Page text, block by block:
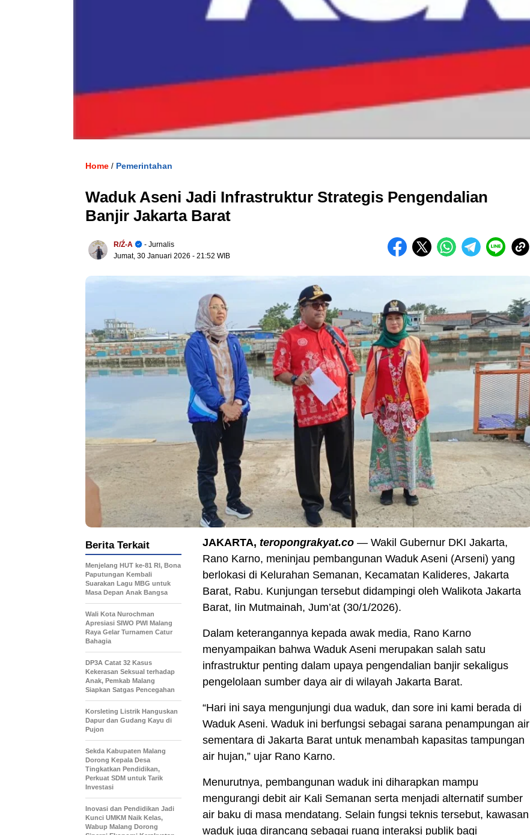
Home / Pemerintahan
Waduk Aseni Jadi Infrastruktur Strategis Pengendalian
Banjir Jakarta Barat
R/ź-A
- Jurnalis
Jumat, 30 Januari 2026 - 21:52 WIB
JAKARTA, teropongrakyat.co — Wakil Gubernur DKI Jakarta,
Rano Karno, meninjau pembangunan Waduk Aseni (Arseni) yang
berlokasi di Kelurahan Semanan, Kecamatan Kalideres, Jakarta
Barat, Rabu. Kunjungan tersebut didampingi oleh Walikota Jakarta
Barat, Iin Mutmainah, Jum’at (30/1/2026).
Dalam keterangannya kepada awak media, Rano Karno
menyampaikan bahwa Waduk Aseni merupakan salah satu
infrastruktur penting dalam upaya pengendalian banjir sekaligus
pengelolaan sumber daya air di wilayah Jakarta Barat.
“Hari ini saya mengunjungi dua waduk, dan sore ini kami berada di
Waduk Aseni. Waduk ini berfungsi sebagai sarana penampungan air
sementara di Jakarta Barat untuk menambah kapasitas tampungan
air hujan,” ujar Rano Karno.
Menurutnya, pembangunan waduk ini diharapkan mampu
mengurangi debit air Kali Semanan serta menjadi alternatif sumber
air baku di masa mendatang. Selain fungsi teknis tersebut, kawasan
waduk juga dirancang sebagai ruang interaksi publik bagi
Berita Terkait
Menjelang HUT ke-81 RI, Bona
Paputungan Kembali
Suarakan Lagu MBG untuk
Masa Depan Anak Bangsa
Wali Kota Nurochman
Apresiasi SIWO PWI Malang
Raya Gelar Turnamen Catur
Bahagia
DP3A Catat 32 Kasus
Kekerasan Seksual terhadap
Anak, Pemkab Malang
Siapkan Satgas Pencegahan
Korsleting Listrik Hanguskan
Dapur dan Gudang Kayu di
Pujon
Sekda Kabupaten Malang
Dorong Kepala Desa
Tingkatkan Pendidikan,
Perkuat SDM untuk Tarik
Investasi
Inovasi dan Pendidikan Jadi
Kunci UMKM Naik Kelas,
Wabup Malang Dorong